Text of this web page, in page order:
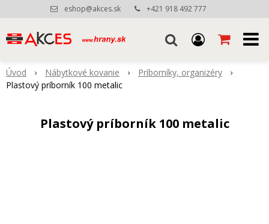
eshop@akces.sk +421 918 492 777
Úvod Nábytkové kovanie
Príborníky, organizéry
Plastový príborník 100 metalic
Plastový príborník 100 metalic